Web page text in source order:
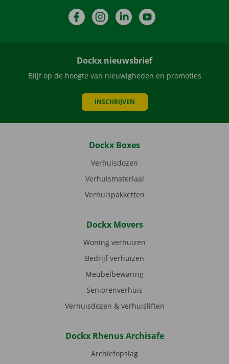
FacebookInstagramLinkedIn
Dockx nieuwsbrief
Blijf op de hoogte van nieuwigheden en promoties
INSCHRIJVEN
Dockx Boxes
Verhuisdozen
Verhuismateriaal
Verhuispakketten
Dockx Movers
Woning verhuizen
Bedrijf verhuizen
Meubelbewaring
Seniorenverhuis
Verhuisdozen & verhuisliften
Dockx Rhenus Archisafe
Archiefopslag